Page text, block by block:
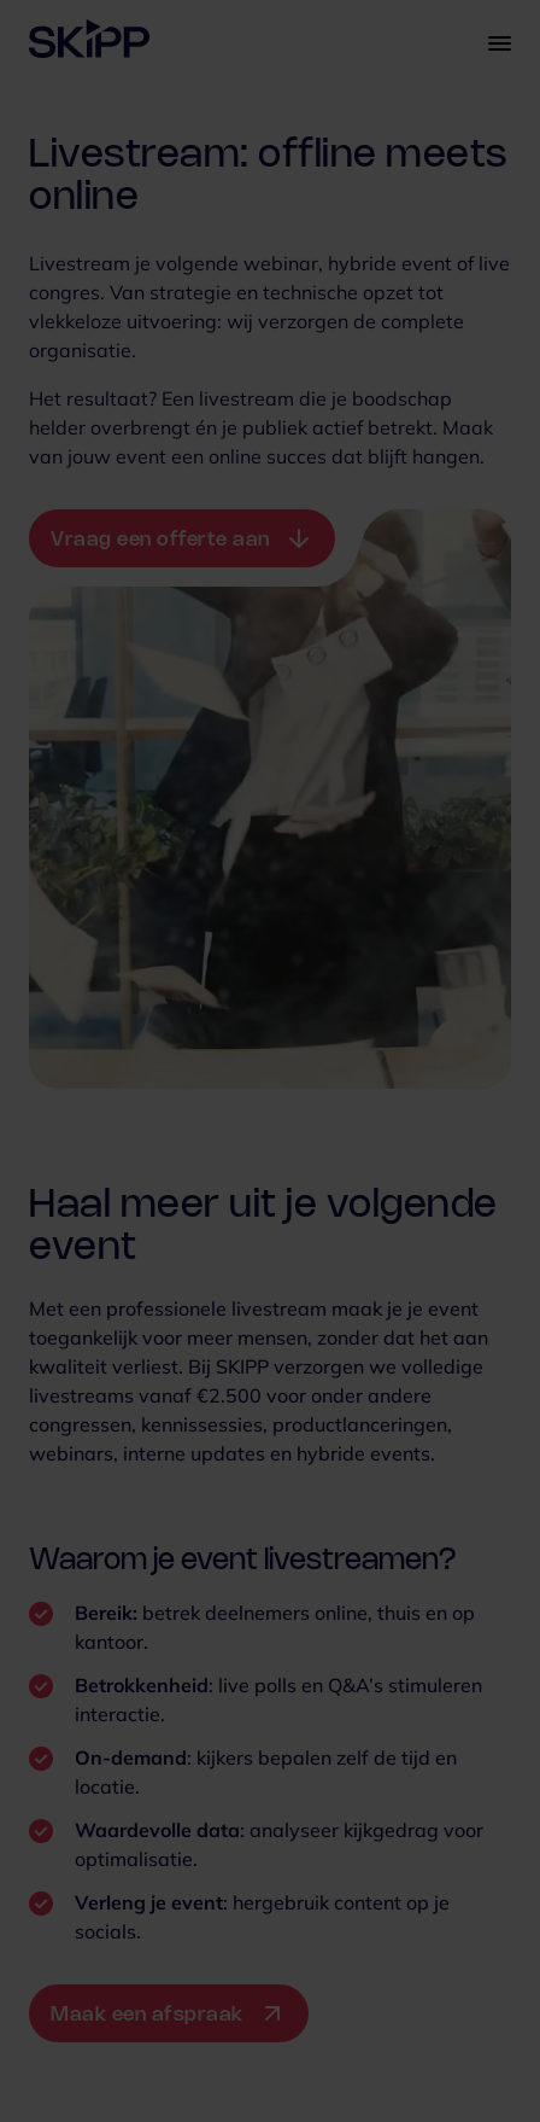
Livestream: offline meets
online
Livestream je volgende webinar, hybride event of live
congres. Van strategie en technische opzet tot
vlekkeloze uitvoering: wij verzorgen de complete
organisatie.
Het resultaat? Een livestream die je boodschap
helder overbrengt én je publiek actief betrekt. Maak
van jouw event een online succes dat blijft hangen.
Vraag een offerte aan
Haal meer uit je volgende
event
Met een professionele livestream maak je je event
toegankelijk voor meer mensen, zonder dat het aan
kwaliteit verliest. Bij SKIPP verzorgen we volledige
livestreams vanaf €2.500 voor onder andere
congressen, kennissessies, productlanceringen,
webinars, interne updates en hybride events.
Waarom je event livestreamen?
Bereik: betrek deelnemers online, thuis en op
kantoor.
Betrokkenheid: live polls en Q&A’s stimuleren
interactie.
On-demand: kijkers bepalen zelf de tijd en
locatie.
Waardevolle data: analyseer kijkgedrag voor
optimalisatie.
Verleng je event: hergebruik content op je
socials.
Maak een afspraak